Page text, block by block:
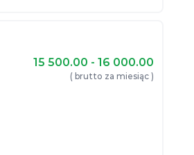
15 500.00 - 16 000.00
( brutto za miesiąc )